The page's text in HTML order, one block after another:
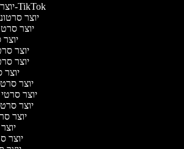
יוצר סרטונים ל-TikTok
יוצר
יוצר
יוצר
יוצר
יוצר
יוצר
יוצר סרטי
יוצר
יוצר
יוצר